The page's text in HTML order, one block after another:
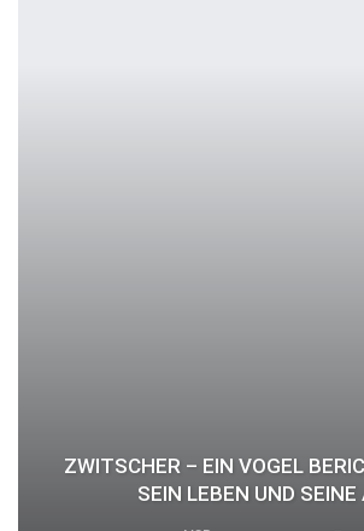
ZWITSCHER – EIN VOGEL
SEIN LEBEN UND SEINE